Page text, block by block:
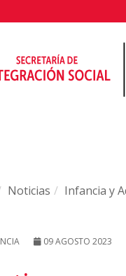
Noticias Infancia y
09 AGOSTO 2023